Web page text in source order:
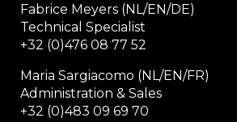
Fabrice Meyers (NL/EN/DE)
Technical Specialist
+32 (0)476 08 77 52
Maria Sargiacomo (NL/EN/FR)
Administration & Sales
+32 (0)483 09 69 70